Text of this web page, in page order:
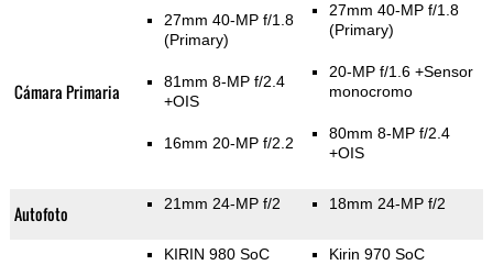
Cámara Primaria
27mm 40-MP f/1.8
(Primary)
81mm 8-MP f/2.4
+OIS
16mm 20-MP f/2.2
27mm 40-MP f/1.8
(Primary)
20-MP f/1.6 +Sensor
monocromo
80mm 8-MP f/2.4
+OIS
Autofoto 21mm 24-MP f/2 18mm 24-MP f/2
KIRIN 980 SoC Kirin 970 SoC